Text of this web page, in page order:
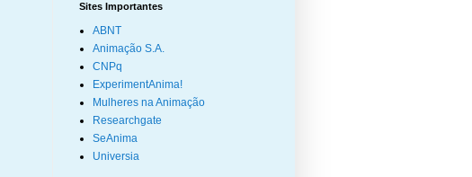
Sites Importantes
ABNT
Animação S.A.
CNPq
ExperimentAnima!
Mulheres na Animação
Researchgate
SeAnima
Universia